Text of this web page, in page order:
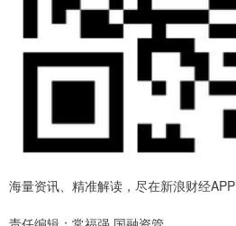
海量资讯、精准解读，尽在新浪财经APP